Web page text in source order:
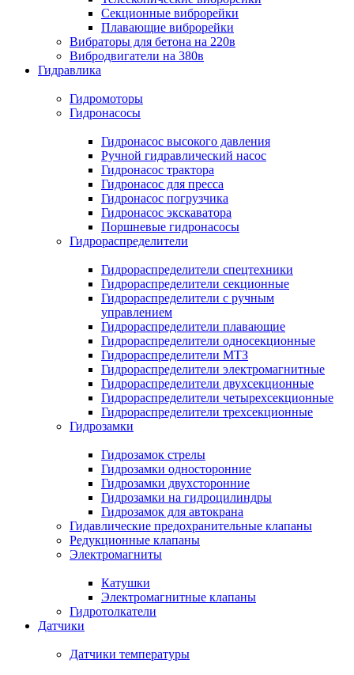
Секционные виброрейки
Плавающие виброрейки
Вибраторы для бетона на 220в
Вибродвигатели на 380в
Гидравлика
Гидромоторы
Гидронасосы
Гидронасос высокого давления
Ручной гидравлический насос
Гидронасос трактора
Гидронасос для пресса
Гидронасос погрузчика
Гидронасос экскаватора
Поршневые гидронасосы
Гидрораспределители
Гидрораспределители спецтехники
Гидрораспределители секционные
Гидрораспределители с ручным
управлением
Гидрораспределители плавающие
Гидрораспределители односекционные
Гидрораспределители МТЗ
Гидрораспределители электромагнитные
Гидрораспределители двухсекционные
Гидрораспределители четырехсекционные
Гидрораспределители трехсекционные
Гидрозамки
Гидрозамок стрелы
Гидрозамки односторонние
Гидрозамки двухсторонние
Гидрозамки на гидроцилиндры
Гидрозамок для автокрана
Гидавлические предохранительные клапаны
Редукционные клапаны
Электромагниты
Катушки
Электромагнитные клапаны
Гидротолкатели
Датчики
Датчики температуры